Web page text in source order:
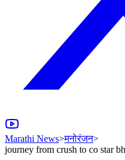
Marathi News>मनोरंजन>
journey from crush to co star